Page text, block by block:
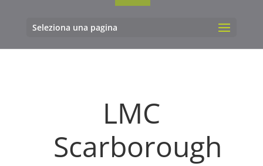
Seleziona una pagina
LMC
Scarborough